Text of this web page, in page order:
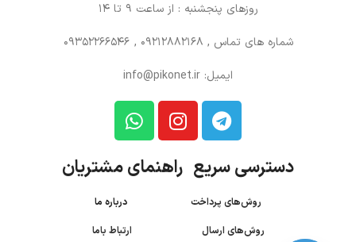
روزهای پنجشنبه : از ساعت 9 تا 14
شماره های تماس , 09212882168 , 09352266546
ایمیل: info@pikonet.ir
دسترسی سریع راهنمای مشتریان
روش‌های پرداخت درباره ما
روش‌های ارسال
ارتباط باما